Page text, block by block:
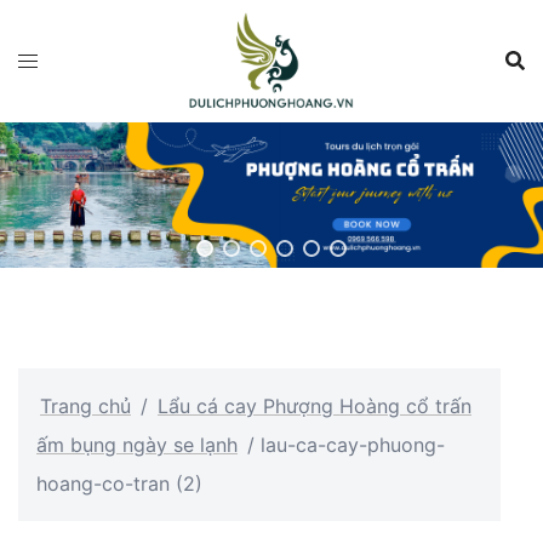
đến
dung
Trang chủ / Lẩu cá cay Phượng Hoàng cổ trấn
ấm bụng ngày se lạnh / lau-ca-cay-phuong-
hoang-co-tran (2)